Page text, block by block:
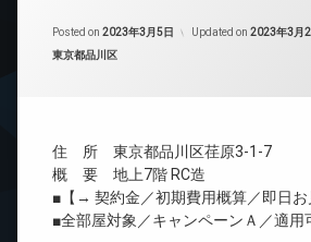
Posted on 2023年3月5日 Updated on 2023年3月
カテゴリー:
東京都品川区
住 所 東京都品川区荏原3-1-7
概 要 地上7階 RC造
■【→ 契約金／初期費用概算／即日お
■全部屋対象／キャンペーンＡ／適用